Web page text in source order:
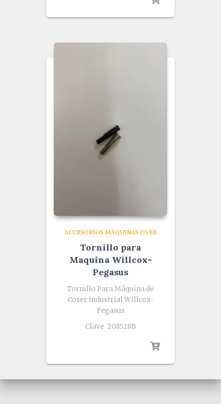
ACCESORIOS MÁQUINAS OVER
Tornillo para
Maquina Willcox-
Pegasus
Tornillo Para Máquina de
Coser Industrial Willcox-
Pegasus
Clave 208528B